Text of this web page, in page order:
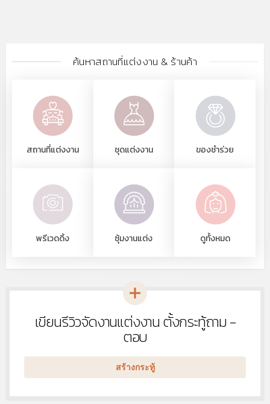
ค้นหาสถานที่แต่งงาน & ร้านค้า
สถานที่แต่งงาน ชุดแต่งงาน ของชำร่วย
พรีเวดดิ้ง ซุ้มงานแต่ง ดูทั้งหมด
หัวข้อ
ใหม่เขียนรีวิวจัดงานแต่งงาน ตั้งกระทู้ถาม -
ตอบ
สร้างกระทู้